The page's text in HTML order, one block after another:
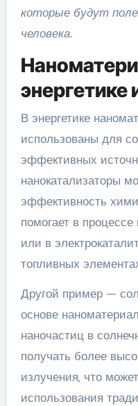
которые будут
человека.
энергетике
В энергетике
использованы для
эффективных
нанокатализаторы
эффективность
помогает в
или в
топливных
Другой пример —
основе
наночастиц в
получать более
излучения, что
использования